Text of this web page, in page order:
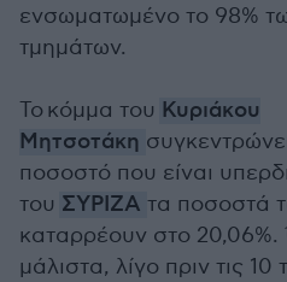
ενσωματωμένο το 98%
τμημάτων.
Το κόμμα του Κυριάκου
Μητσοτάκη
ποσοστό που είναι
του ΣΥΡΙΖΑ τα ποσοστά
καταρρέουν στο
μάλιστα, λίγο πριν τις